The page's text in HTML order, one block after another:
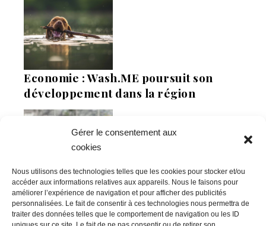
Gérer le consentement aux
cookies
Nous utilisons des technologies telles que les cookies pour stocker et/ou
accéder aux informations relatives aux appareils. Nous le faisons pour
améliorer l’expérience de navigation et pour afficher des publicités
personnalisées. Le fait de consentir à ces technologies nous permettra de
traiter des données telles que le comportement de navigation ou les ID
Economie : Wash.ME poursuit son
développement dans la région
La Mer Salée, maison d’édition,
soutenue par 300 citoyens